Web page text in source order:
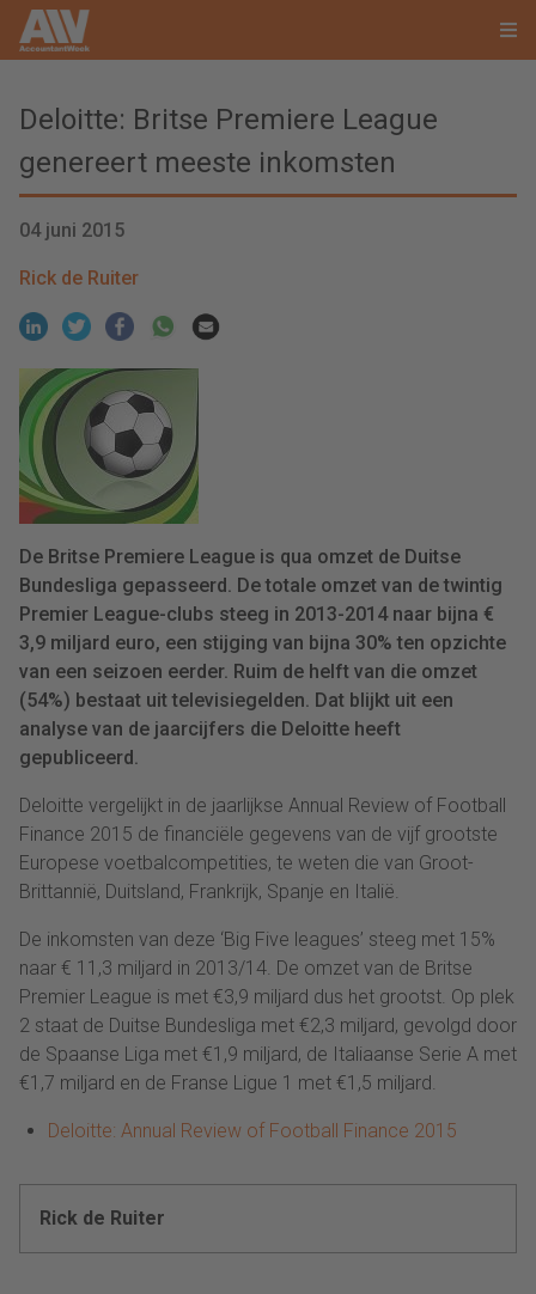
Deloitte: Britse Premiere League
genereert meeste inkomsten
04 juni 2015
Rick de Ruiter
De Britse Premiere League is qua omzet de Duitse
Bundesliga gepasseerd. De totale omzet van de twintig
Premier League-clubs steeg in 2013-2014 naar bijna €
3,9 miljard euro, een stijging van bijna 30% ten opzichte
van een seizoen eerder. Ruim de helft van die omzet
(54%) bestaat uit televisiegelden. Dat blijkt uit een
analyse van de jaarcijfers die Deloitte heeft
gepubliceerd.
Deloitte vergelijkt in de jaarlijkse Annual Review of Football
Finance 2015 de financiële gegevens van de vijf grootste
Europese voetbalcompetities, te weten die van Groot-
Brittannië, Duitsland, Frankrijk, Spanje en Italië.
De inkomsten van deze ‘Big Five leagues’ steeg met 15%
naar € 11,3 miljard in 2013/14. De omzet van de Britse
Premier League is met €3,9 miljard dus het grootst. Op plek
2 staat de Duitse Bundesliga met €2,3 miljard, gevolgd door
de Spaanse Liga met €1,9 miljard, de Italiaanse Serie A met
€1,7 miljard en de Franse Ligue 1 met €1,5 miljard.
Deloitte: Annual Review of Football Finance 2015
Rick de Ruiter